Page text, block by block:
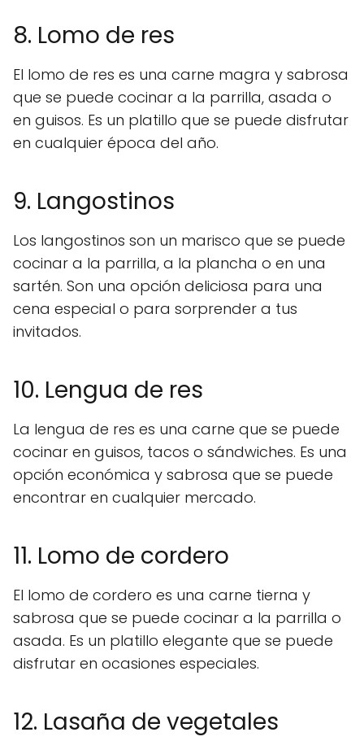
8. Lomo de res
El lomo de res es una carne magra y sabrosa
que se puede cocinar a la parrilla, asada o
en guisos. Es un platillo que se puede disfrutar
en cualquier época del año.
9. Langostinos
Los langostinos son un marisco que se puede
cocinar a la parrilla, a la plancha o en una
sartén. Son una opción deliciosa para una
cena especial o para sorprender a tus
invitados.
10. Lengua de res
La lengua de res es una carne que se puede
cocinar en guisos, tacos o sándwiches. Es una
opción económica y sabrosa que se puede
encontrar en cualquier mercado.
11. Lomo de cordero
El lomo de cordero es una carne tierna y
sabrosa que se puede cocinar a la parrilla o
asada. Es un platillo elegante que se puede
disfrutar en ocasiones especiales.
12. Lasaña de vegetales